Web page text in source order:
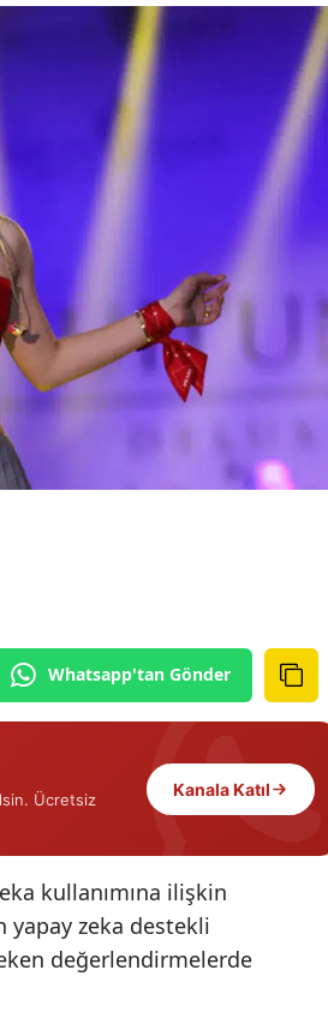
Whatsapp'tan Gönder
Ücretsiz
Kanala Katıl
kullanımına ilişkin
yapay zeka destekli
değerlendirmelerde
en iyi
kaç
LGS 1. nakil
sonuçları ne
zaman
başvuruda